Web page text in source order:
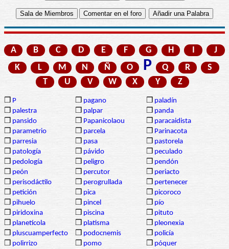
A B C D E F G H I
J
K
L M N Ñ O P Q R
S
T
U V W X Y Z
❒ P ❒ pagano ❒ paladín
❒ palestra ❒ palpar ❒ panda
❒ pansido ❒ Papanicolaou ❒ paracaidista
❒ parametrio ❒ parcela ❒ Parinacota
❒ parresia ❒ pasa ❒ pastorela
❒ patología ❒ pávido ❒ peculado
❒ pedología ❒ peligro ❒ pendón
❒ peón ❒ percutor ❒ periacto
❒ perisodáctilo ❒ perogrullada ❒ pertenecer
❒ petición ❒ pica ❒ picoroco
❒ pihuelo ❒ pincel ❒ pío
❒ piridoxina ❒ piscina ❒ pituto
❒ planetícola ❒ platisma ❒ pleonexia
❒ pluscuamperfecto ❒ podocnemis ❒ policía
❒ polirrizo ❒ pomo ❒ póquer